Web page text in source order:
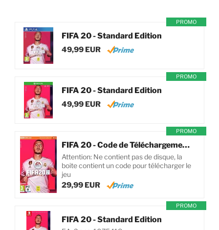
PROMO
FIFA 20 - Standard Edition
49,99 EUR
PROMO
FIFA 20 - Standard Edition
49,99 EUR
PROMO
FIFA 20 - Code de Téléchargement pour PC
Attention: Ne contient pas de disque, la
boite contient un code pour télécharger le
jeu
29,99 EUR
PROMO
FIFA 20 - Standard Edition